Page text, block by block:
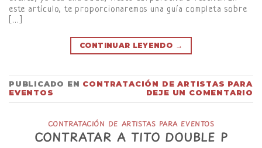
este artículo, te proporcionaremos una guía completa sobre
[…]
CONTINUAR LEYENDO →
PUBLICADO EN CONTRATACIÓN DE ARTISTAS PARA
EVENTOS
DEJE UN COMENTARIO
CONTRATACIÓN DE ARTISTAS PARA EVENTOS
CONTRATAR A TITO DOUBLE P